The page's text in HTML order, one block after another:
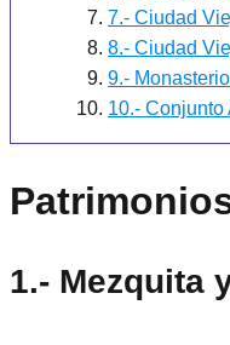
7.- Ciudad
8.- Ciudad
9.-
10.- Conjunto
1.- Mezquita